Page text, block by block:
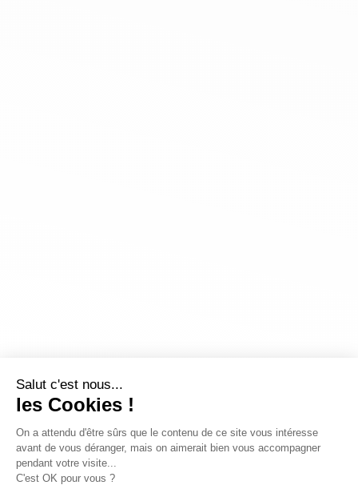
Salut c'est nous...
les Cookies !
On a attendu d'être sûrs que le contenu de ce site vous intéresse
avant de vous déranger, mais on aimerait bien vous accompagner
pendant votre visite...
C'est OK pour vous ?